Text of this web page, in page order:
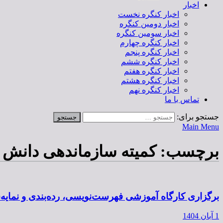
اخبار
اخبار کنگره نخست
اخبار دومین کنگره
اخبار سومین کنگره
اخبار کنگره چهارم
اخبار کنگره پنجم
اخبار کنگره ششم
اخبار کنگره هفتم
اخبار کنگره هشتم
اخبار کنگره نهم
تماس با ما
جستجو برای:
Main Menu
برچسب:کمیته سازماندهی دانش
برگزاری کارگاه آموزشی فهرست‌نویسی، رده‌بندی و نمایه‌سازی،
1 آبان 1404